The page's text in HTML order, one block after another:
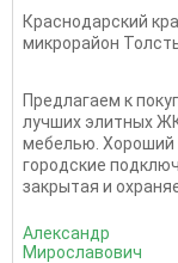
Краснодарский
микрорайон
Предлагаем к
лучших элитных
мебелью. Хороший
городские
закрытая и
Александр
Мирославович